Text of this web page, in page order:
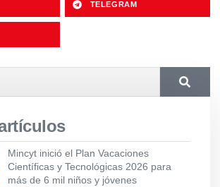
TELEGRAM
Mincyt inició el Plan Vacaciones
Científicas y Tecnológicas 2026 para
más de 6 mil niños y jóvenes